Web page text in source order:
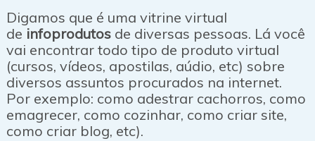
Digamos que é uma vitrine virtual
de infoprodutosde diversas pessoas. Lá você
vai encontrar todo tipo de produto virtual
(cursos, vídeos, apostilas, aúdio, etc) sobre
diversos assuntos procurados na internet.
Por exemplo: como adestrar cachorros, como
emagrecer, como cozinhar, como criar site,
como criar blog, etc).